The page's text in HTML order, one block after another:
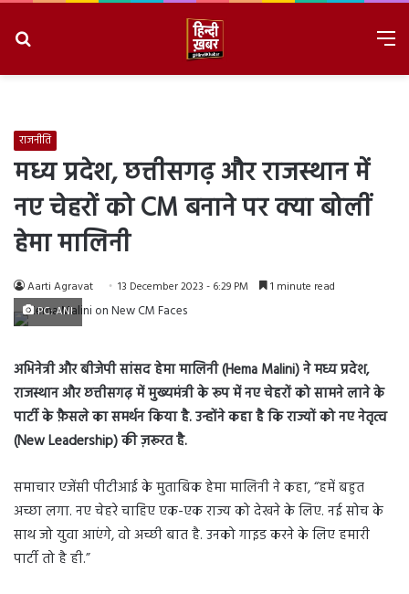
राजनीति
मध्य प्रदेश, छत्तीसगढ़ और राजस्थान में
नए चेहरों को CM बनाने पर क्या बोलीं
हेमा मालिनी
Aarti Agravat 13 December 2023 - 6:29 PM 1 minute read
PC: ANI
अभिनेत्री और बीजेपी सांसद हेमा मालिनी (Hema Malini) ने मध्य प्रदेश,
राजस्थान और छत्तीसगढ़ में मुख्यमंत्री के रूप में नए चेहरों को सामने लाने के
पार्टी के फ़ैसले का समर्थन किया है. उन्होंने कहा है कि राज्यों को नए नेतृत्व
(New Leadership) की ज़रूरत है.
समाचार एजेंसी पीटीआई के मुताबिक हेमा मालिनी ने कहा, “हमें बहुत
अच्छा लगा. नए चेहरे चाहिए एक-एक राज्य को देखने के लिए. नई सोच के
साथ जो युवा आएंगे, वो अच्छी बात है. उनको गाइड करने के लिए हमारी
पार्टी तो है ही.”